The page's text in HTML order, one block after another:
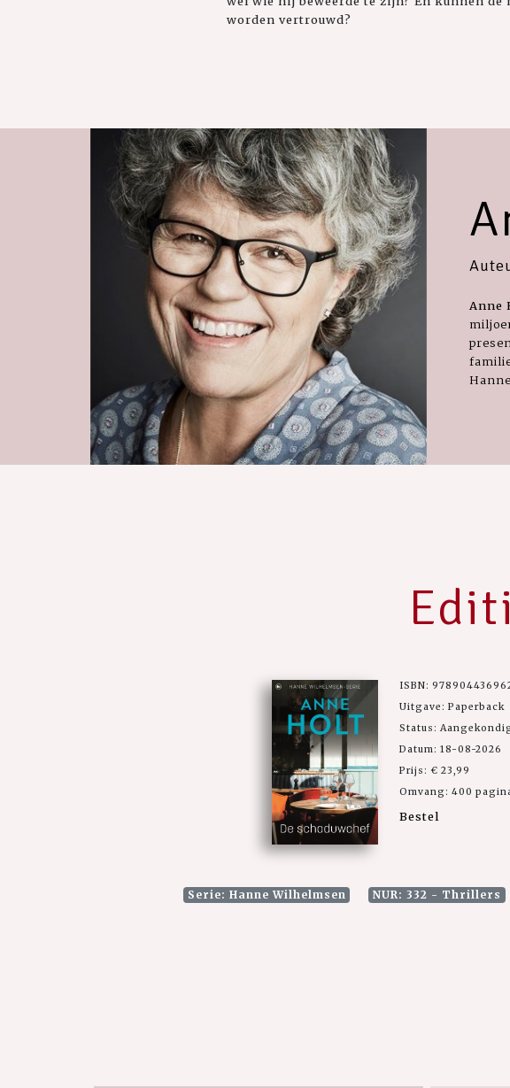
worden vertrouwd?
Anne
ISBN:
Uitgave: Paperback
Status:
Datum: 18-08-2026
Prijs: € 23,99
Omvang: 400
Bestel
Serie: Hanne Wilhelmsen NUR: 332 - Thrillers